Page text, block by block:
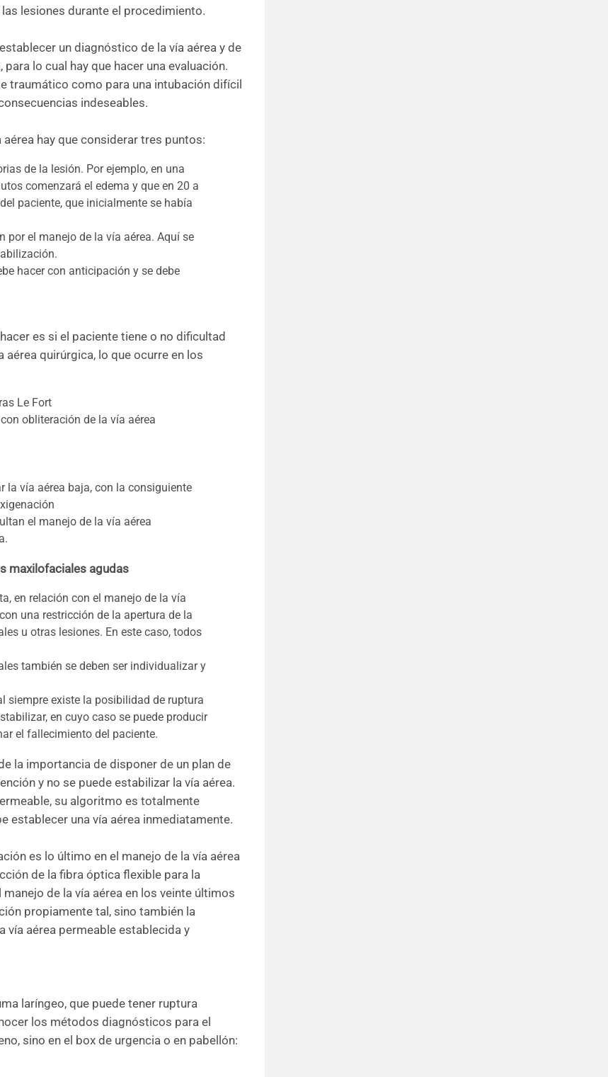
lesiones durante el procedimiento.
un diagnóstico de la vía aérea y de
lo cual hay que hacer una evaluación.
traumático como para una intubación difícil
indeseables.
hay que considerar tres puntos:
de la lesión. Por ejemplo, en una
comenzará el edema y que en 20 a
paciente, que inicialmente se había
por el manejo de la vía aérea. Aquí se
hacer con anticipación y se debe
es si el paciente tiene o no dificultad
quirúrgica, lo que ocurre en los
Le Fort
obliteración de la vía aérea
la vía aérea baja, con la consiguiente
el manejo de la vía aérea
maxilofaciales agudas
en relación con el manejo de la vía
una restricción de la apertura de la
u otras lesiones. En este caso, todos
también se deben ser individualizar y
siempre existe la posibilidad de ruptura
en cuyo caso se puede producir
el fallecimiento del paciente.
la importancia de disponer de un plan de
y no se puede estabilizar la vía aérea.
su algoritmo es totalmente
establecer una vía aérea inmediatamente.
es lo último en el manejo de la vía aérea
de la fibra óptica flexible para la
de la vía aérea en los veinte últimos
propiamente tal, sino también la
vía aérea permeable establecida y
laríngeo, que puede tener ruptura
los métodos diagnósticos para el
sino en el box de urgencia o en pabellón: